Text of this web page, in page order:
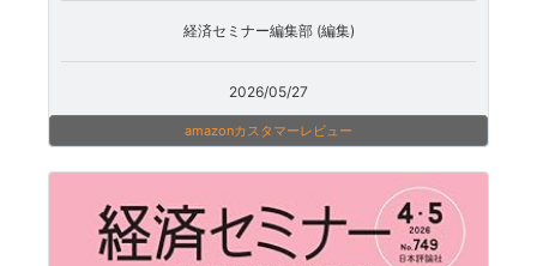
経済セミナー編集部 (編集)
2026/05/27
amazonカスタマーレビュー